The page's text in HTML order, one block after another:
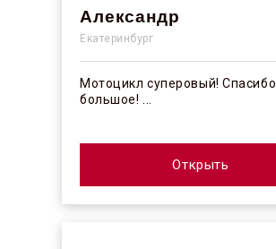
Александр
Екатеринбург
Мотоцикл суперовый! Спасибо
большое! ...
Открыть